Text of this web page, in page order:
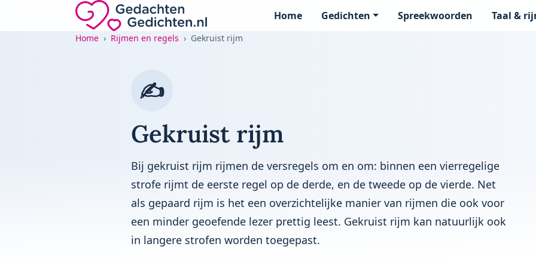
Direct naar de inhoud
Gedachten-Gedichten.nl — naar de homepage
Home Gedichten Spreekwoorden Taal &
Home Rijmen en regels Gekruist rijm
✍️
Gekruist rijm
Bij gekruist rijm rijmen de versregels om en om: binnen een vierregelige
strofe rijmt de eerste regel op de derde, en de tweede op de vierde. Net
als gepaard rijm is het een overzichtelijke manier van rijmen die ook voor
een minder geoefende lezer prettig leest. Gekruist rijm kan natuurlijk ook
in langere strofen worden toegepast.